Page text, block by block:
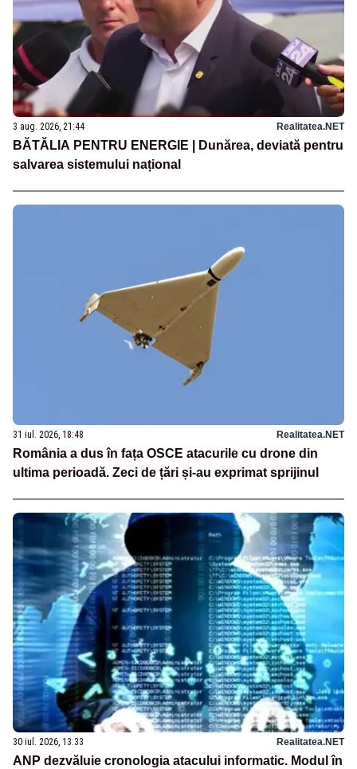
3 aug. 2026, 21:44 Realitatea.NET
BĂTĂLIA PENTRU ENERGIE | Dunărea, deviată pentru
salvarea sistemului național
31 iul. 2026, 18:48 Realitatea.NET
România a dus în fața OSCE atacurile cu drone din
ultima perioadă. Zeci de țări și-au exprimat sprijinul
30 iul. 2026, 13:33 Realitatea.NET
ANP dezvăluie cronologia atacului informatic. Modul în